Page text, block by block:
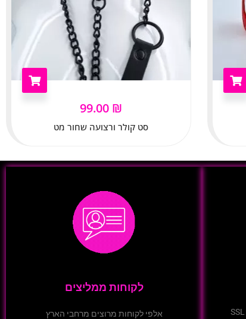
99.00 ₪
סט קולר ורצועה שחור מט
לקוחות ממליצים
אלפי לקוחות מרוצים מרחבי הארץ